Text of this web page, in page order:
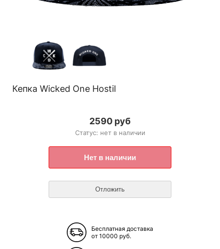
Кепка Wicked One Hostil
2590 руб
Статус: нет в наличии
Бесплатная доставка
от 10000 руб.